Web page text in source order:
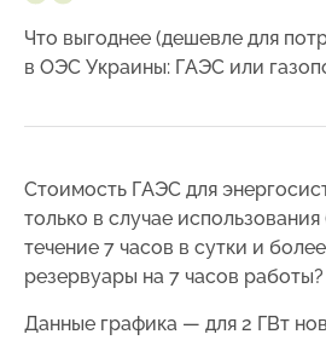
Что выгоднее (дешевле для
в ОЭС Украины: ГАЭС или
Стоимость ГАЭС для
только в случае
течение 7 часов в сутки и
резервуары на 7 часов работы?
Данные графика — для 2 ГВт